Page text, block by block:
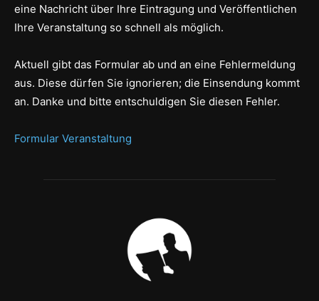
eine Nachricht über Ihre Eintragung und Veröffentlichen
Ihre Veranstaltung so schnell als möglich.
Aktuell gibt das Formular ab und an eine Fehlermeldung
aus. Diese dürfen Sie ignorieren; die Einsendung kommt
an. Danke und bitte entschuldigen Sie diesen Fehler.
Formular Veranstaltung